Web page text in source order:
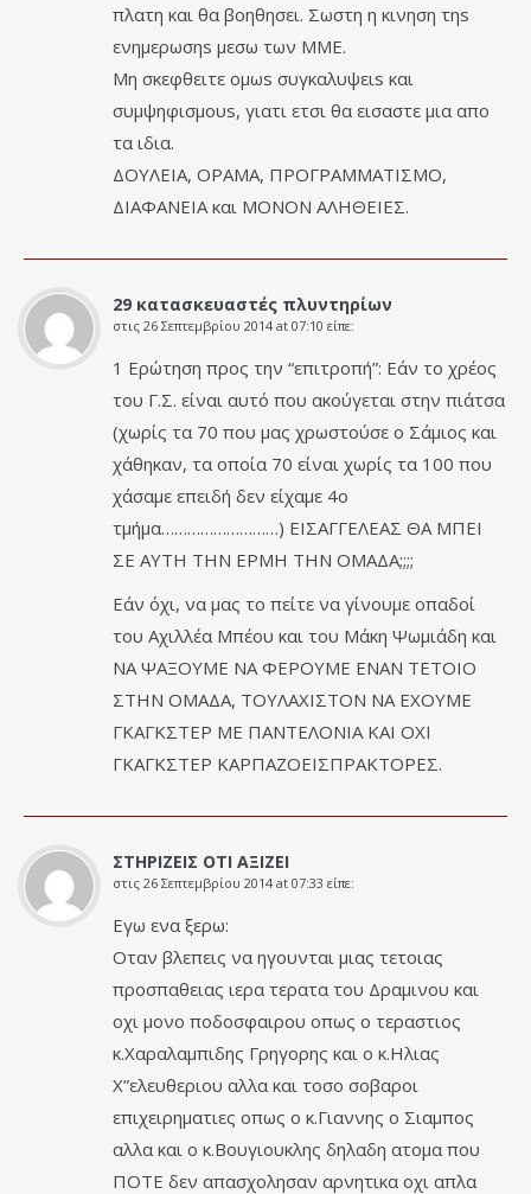
πλατη και θα βοηθησει. Σωστη η κινηση τηs
ενημερωσηs μεσω των ΜΜΕ.
Μη σκεφθειτε ομωs συγκαλυψειs και
συμψηφισμουs, γιατι ετσι θα εισαστε μια απο
τα ιδια.
ΔΟΥΛΕΙΑ, ΟΡΑΜΑ, ΠΡΟΓΡΑΜΜΑΤΙΣΜΟ,
ΔΙΑΦΑΝΕΙΑ και ΜΟΝΟΝ ΑΛΗΘΕΙΕΣ.
29 κατασκευαστές πλυντηρίων
στις 26 Σεπτεμβρίου 2014 at 07:10 είπε:
1 Ερώτηση προς την “επιτροπή”: Εάν το χρέος
του Γ.Σ. είναι αυτό που ακούγεται στην πιάτσα
(χωρίς τα 70 που μας χρωστούσε ο Σάμιος και
χάθηκαν, τα οποία 70 είναι χωρίς τα 100 που
χάσαμε επειδή δεν είχαμε 4ο
τμήμα………………………) ΕΙΣΑΓΓΕΛΕΑΣ ΘΑ ΜΠΕΙ
ΣΕ ΑΥΤΗ ΤΗΝ ΕΡΜΗ ΤΗΝ ΟΜΑΔΑ;;;;
Εάν όχι, να μας το πείτε να γίνουμε οπαδοί
του Αχιλλέα Μπέου και του Μάκη Ψωμιάδη και
ΝΑ ΨΑΞΟΥΜΕ ΝΑ ΦΕΡΟΥΜΕ ΕΝΑΝ ΤΕΤΟΙΟ
ΣΤΗΝ ΟΜΑΔΑ, ΤΟΥΛΑΧΙΣΤΟΝ ΝΑ ΕΧΟΥΜΕ
ΓΚΑΓΚΣΤΕΡ ΜΕ ΠΑΝΤΕΛΟΝΙΑ ΚΑΙ ΟΧΙ
ΓΚΑΓΚΣΤΕΡ ΚΑΡΠΑΖΟΕΙΣΠΡΑΚΤΟΡΕΣ.
ΣΤΗΡΙΖΕΙΣ ΟΤΙ ΑΞΙΖΕΙ
στις 26 Σεπτεμβρίου 2014 at 07:33 είπε:
Εγω ενα ξερω:
Οταν βλεπεις να ηγουνται μιας τετοιας
προσπαθειας ιερα τερατα του Δραμινου και
οχι μονο ποδοσφαιρου οπως ο τεραστιος
κ.Χαραλαμπιδης Γρηγορης και ο κ.Ηλιας
Χ”ελευθεριου αλλα και τοσο σοβαροι
επιχειρηματιες οπως ο κ.Γιαννης ο Σιαμπος
αλλα και ο κ.Βουγιουκλης δηλαδη ατομα που
ΠΟΤΕ δεν απασχολησαν αρνητικα οχι απλα